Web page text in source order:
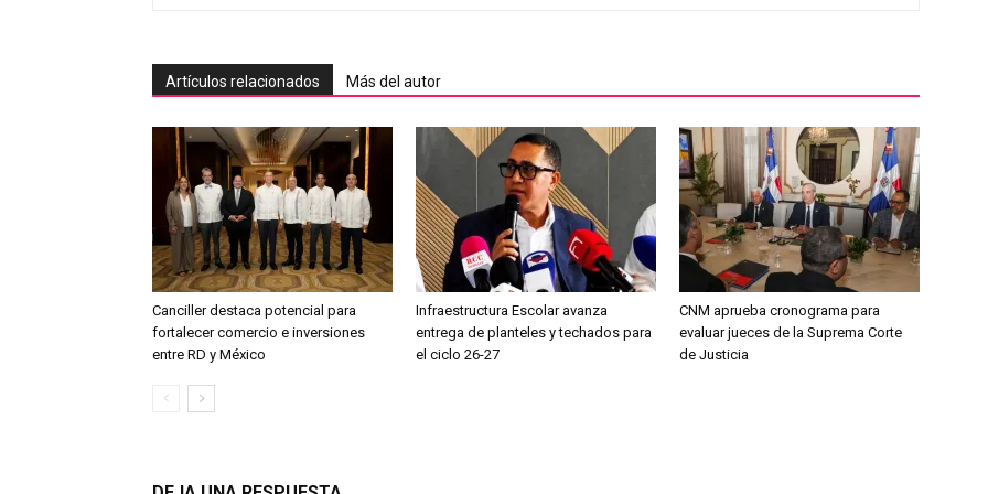
Artículos relacionados Más del autor
Canciller destaca potencial para
fortalecer comercio e inversiones
entre RD y México
Infraestructura Escolar avanza
entrega de planteles y techados para
el ciclo 26-27
CNM aprueba cronograma para
evaluar jueces de la Suprema Corte
de Justicia